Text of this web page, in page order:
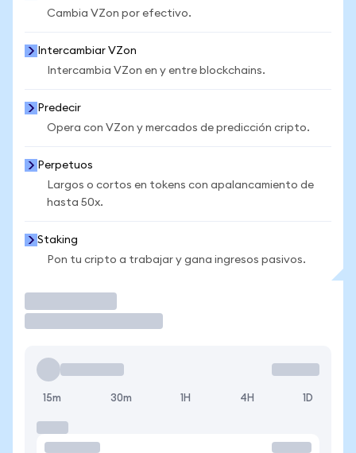
Cambia VZon por efectivo.
Intercambiar VZon
Intercambia VZon en y entre blockchains.
Predecir
Opera con VZon y mercados de predicción cripto.
Perpetuos
Largos o cortos en tokens con apalancamiento de
hasta 50x.
Staking
Pon tu cripto a trabajar y gana ingresos pasivos.
15m 30m 1H 4H 1D